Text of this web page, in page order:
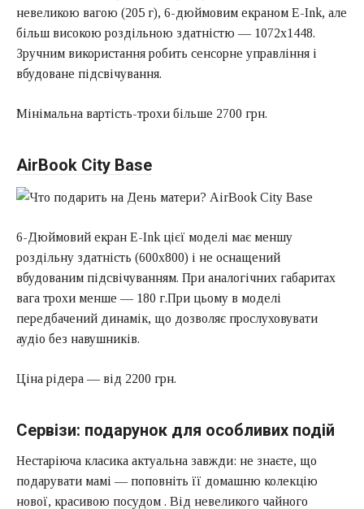
невеликою вагою (205 г), 6-дюймовим екраном E-Ink, але
більш високою роздільною здатністю — 1072х1448.
Зручним використання робить сенсорне управління і
вбудоване підсвічування.
Мінімальна вартість-трохи більше 2700 грн.
AirBook City Base
6-Дюймовий екран E-Ink цієї моделі має меншу
роздільну здатність (600х800) і не оснащений
вбудованим підсвічуванням. При аналогічних габаритах
вага трохи менше — 180 г.При цьому в моделі
передбачений динамік, що дозволяє прослуховувати
аудіо без навушників.
Ціна рідера — від 2200 грн.
Сервізи: подарунок для особливих подій
Нестаріюча класика актуальна завжди: не знаєте, що
подарувати мамі — поповніть її домашню колекцію
нової, красивою посудом . Від невеликого чайного